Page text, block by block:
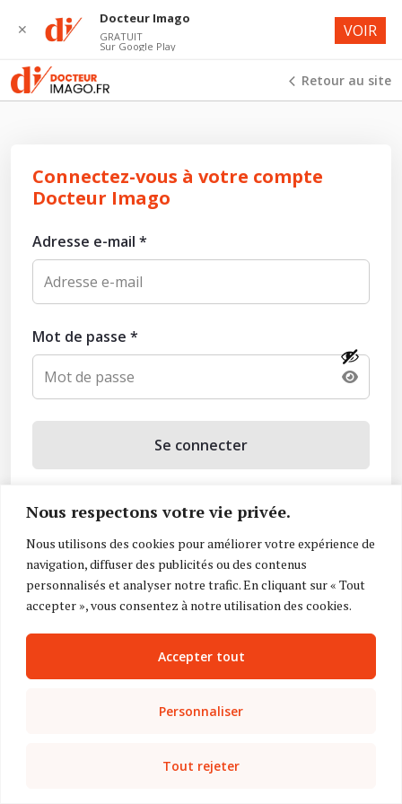
Nous respectons votre vie privée.
Nous utilisons des cookies pour améliorer votre expérience de
navigation, diffuser des publicités ou des contenus
personnalisés et analyser notre trafic. En cliquant sur « Tout
accepter », vous consentez à notre utilisation des cookies.
Personnaliser
Tout rejeter
Accepter tout
Retour au site
Connectez-vous à votre compte
Docteur Imago
Adresse e-mail *
Mot de passe *
Se connecter
Mot de passe oublié ?
Vous n’avez pas de compte ? Inscrivez-vous
✕
Docteur Imago
GRATUIT
Sur Google Play
VOIR